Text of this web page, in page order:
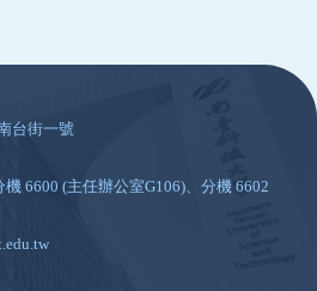
台街一號
6600 (主任辦公室G106)、分機 6602